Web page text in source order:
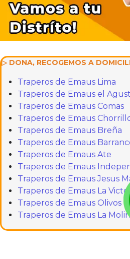
▷ DONA, RECOGEMOS A
Traperos de Emaus Lima
Traperos de Emaus el
Traperos de Emaus Comas
Traperos de Emaus
Traperos de Emaus Breña
Traperos de Emaus
Traperos de Emaus Ate
Traperos de Emaus
Traperos de Emaus Jesus
Traperos de Emaus La
Traperos de Emaus Olivos
Traperos de Emaus La